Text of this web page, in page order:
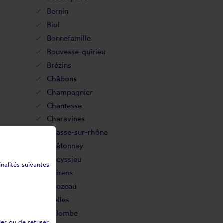
Bernin
Biol
Bonnefamille
Bouvesse-quirieu
Brézins
Châbons
Champagnier
Chantesse
Charavines
Chasse-sur-rhône
Châtonnay
Cheyssieu
Chirens
Chozeau
Clelles
Colombe
suivantes